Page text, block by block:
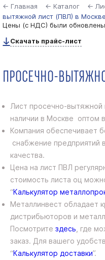
← Главная ← Каталог ←
вытяжной лист (ПВЛ) в Москве
Цены (с НДС) были обновлены
Скачать прайс-лист
ПРОСЕЧНО-
Лист просечно-вытяжной
наличии в Москве оптом
Компания обеспечивает
снабжение предприятий
качества.
Цена на лист ПВЛ
стоимость листа оц
“Калькулятор
Металлинвест обладает
дистрибьюторов и
Посмотрите здесь , где
заказ. Для вашего
“Калькулятор доставки”.